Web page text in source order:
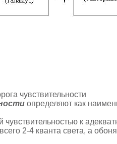
чувствительности
определяют как
к
2-4 кванта света, а